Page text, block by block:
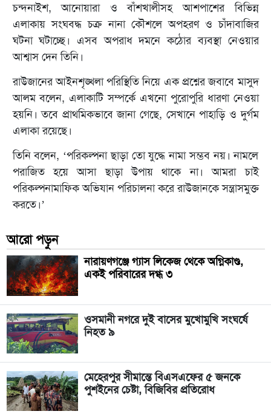
চন্দনাইশ, আনোয়ারা ও বাঁশখালীসহ আশপাশের বিভিন্ন
এলাকায় সংঘবদ্ধ চক্র নানা কৌশলে অপহরণ ও চাঁদাবাজির
ঘটনা ঘটাচ্ছে। এসব অপরাধ দমনে কঠোর ব্যবস্থা নেওয়ার
আশ্বাস দেন তিনি।
রাউজানের আইনশৃঙ্খলা পরিস্থিতি নিয়ে এক প্রশ্নের জবাবে মাসুদ
আলম বলেন, এলাকাটি সম্পর্কে এখনো পুরোপুরি ধারণা নেওয়া
হয়নি। তবে প্রাথমিকভাবে জানা গেছে, সেখানে পাহাড়ি ও দুর্গম
এলাকা রয়েছে।
তিনি বলেন, ‘পরিকল্পনা ছাড়া তো যুদ্ধে নামা সম্ভব নয়। নামলে
পরাজিত হয়ে আসা ছাড়া উপায় থাকে না। আমরা চাই
পরিকল্পনামাফিক অভিযান পরিচালনা করে রাউজানকে সন্ত্রাসমুক্ত
করতে।’
আরো পড়ুন
নারায়ণগঞ্জে গ্যাস লিকেজ থেকে অগ্নিকাণ্ড,
একই পরিবারের দগ্ধ ৩
ওসমানী নগরে দুই বাসের মুখোমুখি সংঘর্ষে
নিহত ৯
মেহেরপুর সীমান্তে বিএসএফের ৫ জনকে
পুশইনের চেষ্টা, বিজিবির প্রতিরোধ